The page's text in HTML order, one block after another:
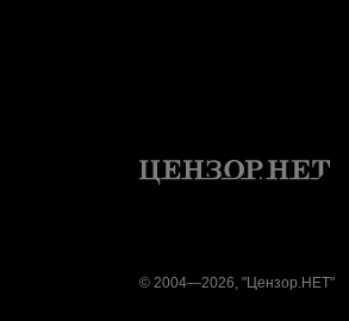
© 2004—2026, "Цензор.НЕТ"